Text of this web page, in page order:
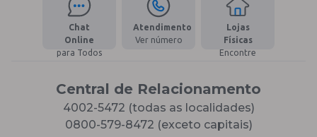
Chat
Online
para Todos
Atendimento
Ver número
Lojas
Físicas
Encontre
Central de Relacionamento
4002-5472 (todas as localidades)
0800-579-8472 (exceto capitais)